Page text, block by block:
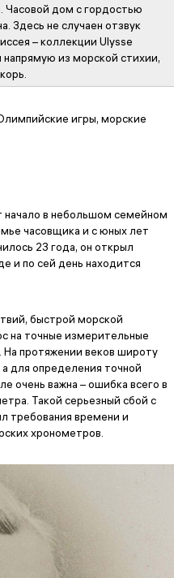
Часовой дом с гордостью
Здесь не случаен отзвук
– коллекции Ulysse
из морской стихии,
игры, морские
начало в небольшом семейном
часовщика и с юных лет
23 года, он открыл
и по сей день находится
быстрой морской
на точные измерительные
протяжении веков широту
для определения точной
очень важна – ошибка всего в
Такой серьезный сбой с
требования времени и
хронометров.